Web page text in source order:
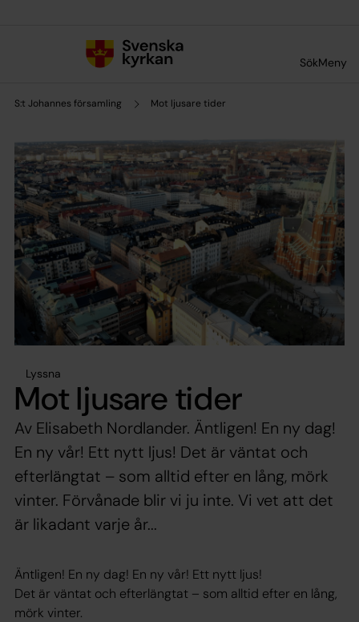
SökMeny
S:t Johannes församling Mot ljusare tider
Lyssna
Mot ljusare tider
Av Elisabeth Nordlander. Äntligen! En ny dag!
En ny vår! Ett nytt ljus! Det är väntat och
efterlängtat – som alltid efter en lång, mörk
vinter. Förvånade blir vi ju inte. Vi vet att det
är likadant varje år...
Äntligen! En ny dag! En ny vår! Ett nytt ljus!
Det är väntat och efterlängtat – som alltid efter en lång,
mörk vinter.